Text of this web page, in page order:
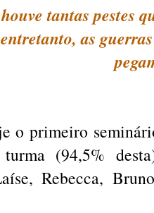
tantas pestes
as
o primeiro
(94,5%
Rebecca,